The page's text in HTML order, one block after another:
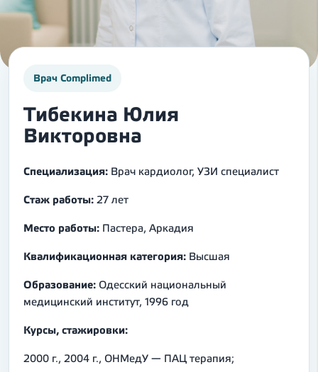
Врач Complimed
Тибекина Юлия
Викторовна
Специализация: Врач кардиолог, УЗИ специалист
Стаж работы: 27 лет
Место работы: Пастера, Аркадия
Квалификационная категория: Высшая
Образование: Одесский национальный
медицинский институт, 1996 год
Курсы, стажировки:
2000 г., 2004 г., ОНМедУ — ПАЦ терапия;